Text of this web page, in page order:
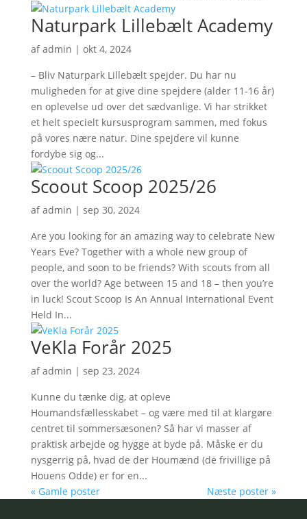
Naturpark Lillebælt Academy
afadmin | okt 4, 2024
– Bliv Naturpark Lillebælt spejder. Du har nu
muligheden for at give dine spejdere (alder 11-16 år)
en oplevelse ud over det sædvanlige. Vi har strikket
et helt specielt kursusprogram sammen, med fokus
på vores nære natur. Dine spejdere vil kunne
fordybe sig og...
Scoout Scoop 2025/26
afadmin | sep 30, 2024
Are you looking for an amazing way to celebrate New
Years Eve? Together with a whole new group of
people, and soon to be friends? With scouts from all
over the world? Age between 15 and 18 – then you’re
in luck! Scout Scoop Is An Annual International Event
Held In...
VeKla Forår 2025
afadmin | sep 23, 2024
Kunne du tænke dig, at opleve
Houmandsfællesskabet – og være med til at klargøre
centret til sommersæsonen? Så har vi masser af
praktisk arbejde og hygge at byde på. Måske er du
nysgerrig på, hvad de der Houmænd (de frivillige på
Houens Odde) er for en...
« Gamle poster
Næste poster »